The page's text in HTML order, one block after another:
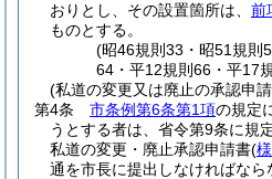
おりとし、その設置箇所は、 前
ものとする。
(昭46規則33・昭51規則
64・平12規則66・平17
(私道の変更又は廃止の承認申
第4条
市条例第6条第1項の規定
うとする者は、省令第9条に規
私道の変更・廃止承認申請書(
通を市長に提出しなければなら